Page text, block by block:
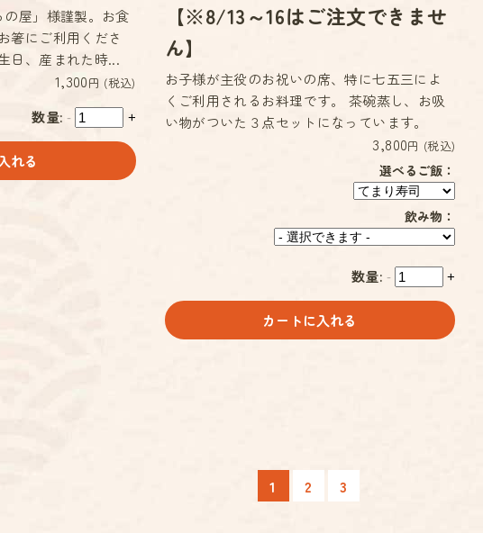
屋」様謹製。お食
箸にご利用くださ
日、産まれた時...
1,300円 (税込)
数量: - +
れる
【※8/13～16はご注文できませ
ん】
お子様が主役のお祝いの席、特に七五三によ
くご利用されるお料理です。 茶碗蒸し、お吸
い物がついた３点セットになっています。
3,800円 (税込)
選べるご飯：
飲み物：
数量: - +
カートに入れる
1 2 3